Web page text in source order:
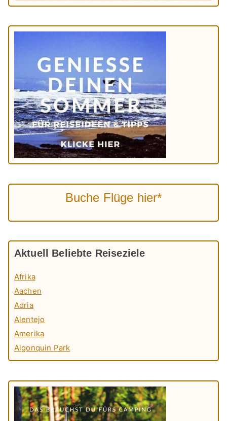
Buche Flüge hier*
Aktuell Beliebte Reiseziele
Afrika
Aachen
Adria
Alentejo
Amerika
Algonquin Park